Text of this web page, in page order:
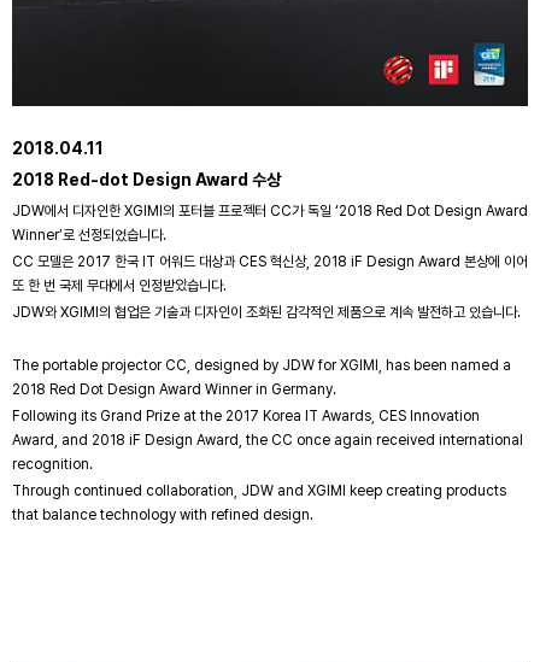
2018.04.11
2018 Red-dot Design Award 수상
JDW에서 디자인한 XGIMI의 포터블 프로젝터 CC가 독일 ‘2018 Red Dot Design Award
Winner’로 선정되었습니다.
CC 모델은 2017 한국 IT 어워드 대상과 CES 혁신상, 2018 iF Design Award 본상에 이어
또 한 번 국제 무대에서 인정받았습니다.
JDW와 XGIMI의 협업은 기술과 디자인이 조화된 감각적인 제품으로 계속 발전하고 있습니다.
The portable projector CC, designed by JDW for XGIMI, has been named a
2018 Red Dot Design Award Winner in Germany.
Following its Grand Prize at the 2017 Korea IT Awards, CES Innovation
Award, and 2018 iF Design Award, the CC once again received international
recognition.
Through continued collaboration, JDW and XGIMI keep creating products
that balance technology with refined design.